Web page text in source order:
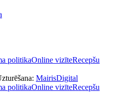
politikaOnline vizīteRecepšu
MairisDigital
politikaOnline vizīteRecepšu